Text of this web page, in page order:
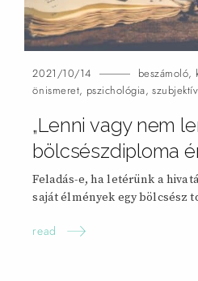
2021/10/14 beszámoló,
önismeret, pszichológia,szubjektív
„Lenni vagy nem
bölcsészdiploma
Feladás-e, ha letérünk a
saját élmények egy bölcsész
read